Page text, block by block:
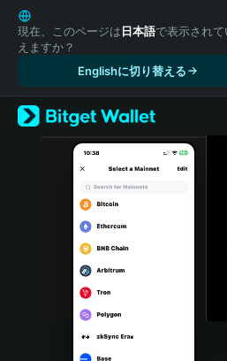
English
日本語
Tiếng Việt
Español (Latinoamérica)
Türkçe
Italiano
Português (Portugal)
Bahasa Indonesia
現在、このページは日本語で表示されて
えますか？
Englishに切り替える